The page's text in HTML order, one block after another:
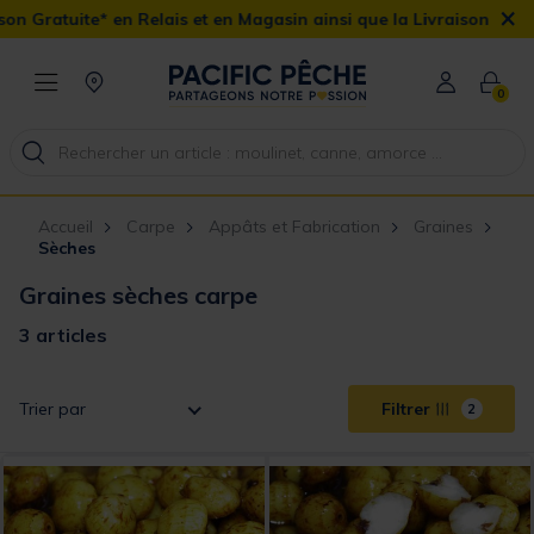
en Relais et en Magasin ainsi que la Livraison Domicile
×
0
Accueil Carpe Appâts et Fabrication
Graines
Sèches
Graines sèches carpe
3 articles
Trier par Filtrer 2